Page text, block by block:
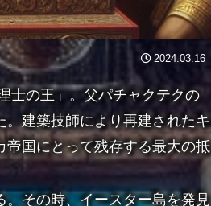
2024.03.16
士の王」。父パチャクテクの
建築技師により再建されたキ
帝国にとって残存する最大の抵
。その時、イースター島を発見